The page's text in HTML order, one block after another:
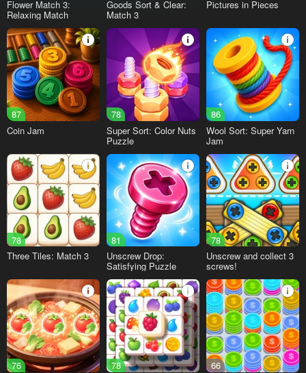
Flower Match 3:
Relaxing Match
Goods Sort & Clear:
Match 3
Pictures in Pieces
87
Coin Jam
78
Super Sort: Color Nuts
Puzzle
86
Wool Sort: Super Yarn
Jam
78
Three Tiles: Match 3
81
Unscrew Drop:
Satisfying Puzzle
78
Unscrew and collect 3
screws!
76
78
66